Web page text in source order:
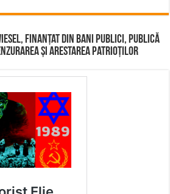
finanțat din bani publici, publică
și arestarea patrioților